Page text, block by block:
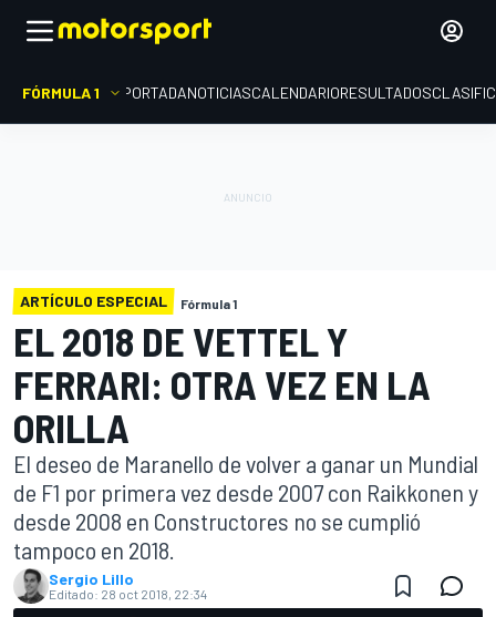
FÓRMULA 1 PORTADANOTICIASCALENDARIORESULTADOS
ARTÍCULO ESPECIAL Fórmula 1
EL 2018 DE VETTEL Y
FERRARI: OTRA VEZ EN LA
ORILLA
El deseo de Maranello de volver a ganar un Mundial
de F1 por primera vez desde 2007 con Raikkonen y
desde 2008 en Constructores no se cumplió
tampoco en 2018.
Sergio Lillo
Editado: 28 oct 2018, 22:34